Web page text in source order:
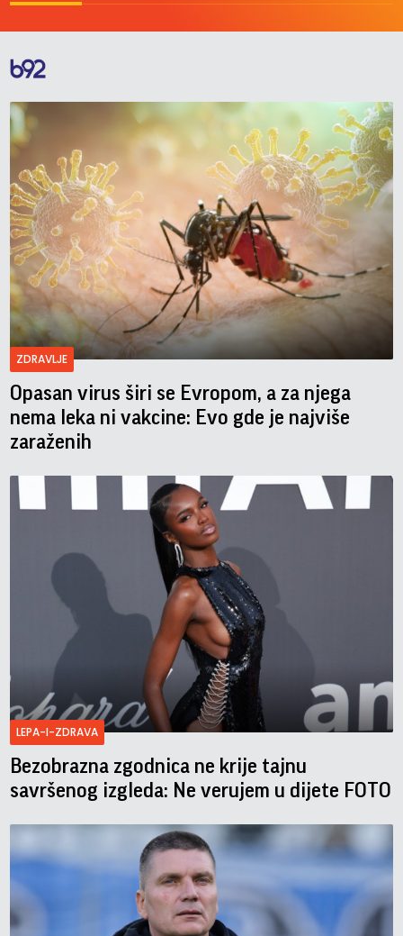
ZDRAVLJE
Opasan virus širi se Evropom, a za njega
nema leka ni vakcine: Evo gde je najviše
zaraženih
LEPA-I-ZDRAVA
Bezobrazna zgodnica ne krije tajnu
savršenog izgleda: Ne verujem u dijete FOTO